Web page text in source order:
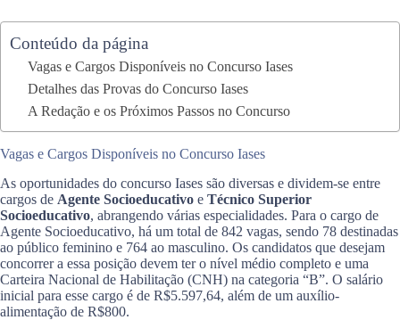
Conteúdo da página
Vagas e Cargos Disponíveis no Concurso Iases
Detalhes das Provas do Concurso Iases
A Redação e os Próximos Passos no Concurso
Vagas e Cargos Disponíveis no Concurso Iases
As oportunidades do concurso Iases são diversas e dividem-se entre
cargos de Agente Socioeducativo e Técnico Superior
Socioeducativo, abrangendo várias especialidades. Para o cargo de
Agente Socioeducativo, há um total de 842 vagas, sendo 78 destinadas
ao público feminino e 764 ao masculino. Os candidatos que desejam
concorrer a essa posição devem ter o nível médio completo e uma
Carteira Nacional de Habilitação (CNH) na categoria “B”. O salário
inicial para esse cargo é de R$5.597,64, além de um auxílio-
alimentação de R$800.